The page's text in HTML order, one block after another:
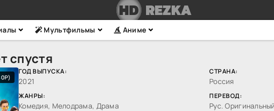
HDREZKA
Мультфильмы Аниме
спустя
ГОД ВЫПУСКА:
2021
СТРАНА:
Россия
ЖАНРЫ:
Комедия, Мелодрама, Драма
ПЕРЕВОД:
Рус. Оригинальный